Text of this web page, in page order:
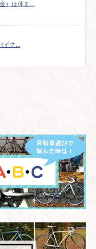
）は休ま...
イク...